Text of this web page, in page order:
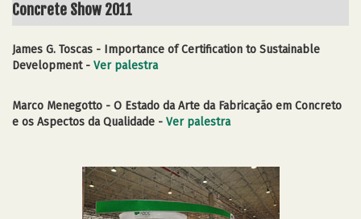
Concrete Show 2011
James G. Toscas - Importance of Certification to Sustainable
Development - Ver palestra
Marco Menegotto - O Estado da Arte da Fabricação em Concreto
e os Aspectos da Qualidade - Ver palestra